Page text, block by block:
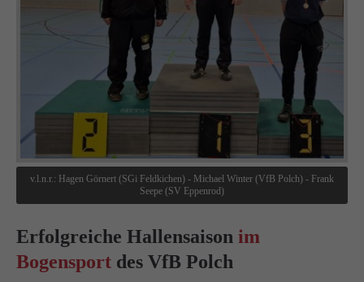
We offer support for our customers
Mon - Fri 8:00am - 5:00pm
Get in touch
Cybersteel Inc.
San Francisco, CA 94102
Have any questions?
Drop us a line
info@yourdomain.com
v.l.n.r.: Hagen Görnert (SGi Feldkichen) - Michael Winter (VfB Polch) - Frank
Seepe (SV Eppenrod)
Erfolgreiche Hallensaison im
Bogensport des VfB Polch